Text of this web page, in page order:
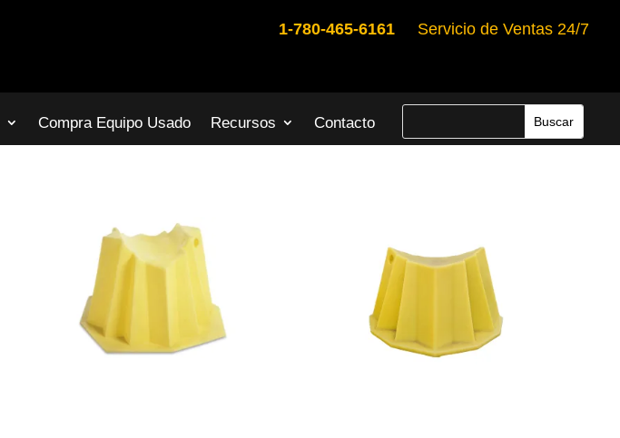
1-780-465-6161 Servicio de Ventas 24/7
Compra Equipo Usado Recursos Contacto